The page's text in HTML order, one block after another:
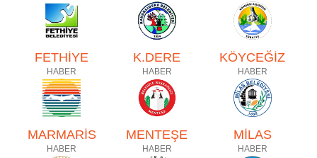
FETHİYE
HABER
K.DERE
HABER
KÖYCEĞİZ
HABER
MARMARİS
HABER
MENTEŞE
HABER
MİLAS
HABER